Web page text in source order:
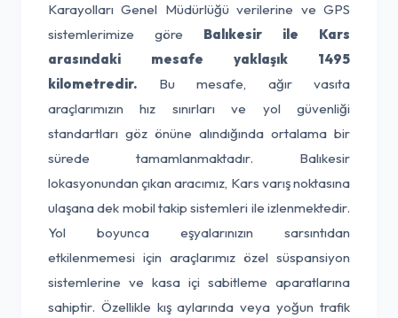
Karayolları Genel Müdürlüğü verilerine ve GPS
sistemlerimize göre Balıkesir ile Kars
arasındaki mesafe yaklaşık 1495
kilometredir. Bu mesafe, ağır vasıta
araçlarımızın hız sınırları ve yol güvenliği
standartları göz önüne alındığında ortalama bir
sürede tamamlanmaktadır. Balıkesir
lokasyonundan çıkan aracımız, Kars varış noktasına
ulaşana dek mobil takip sistemleri ile izlenmektedir.
Yol boyunca eşyalarınızın sarsıntıdan
etkilenmemesi için araçlarımız özel süspansiyon
sistemlerine ve kasa içi sabitleme aparatlarına
sahiptir. Özellikle kış aylarında veya yoğun trafik